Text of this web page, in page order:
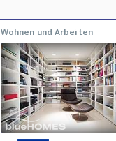
Wohnen und Arbeiten